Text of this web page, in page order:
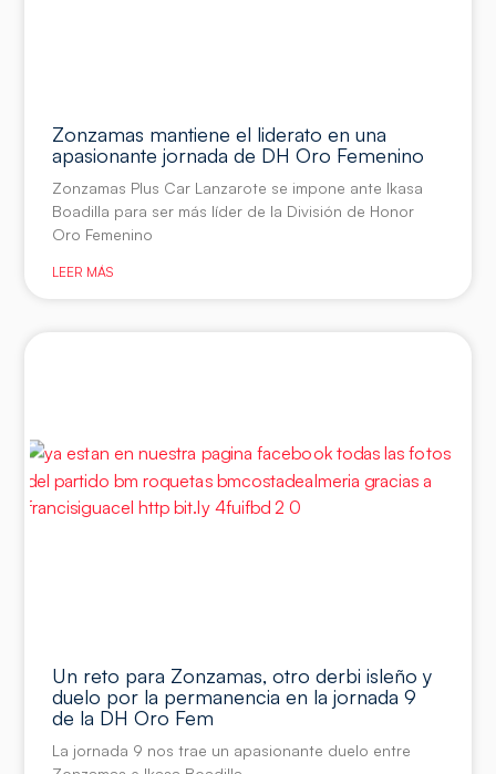
Zonzamas mantiene el liderato en una
apasionante jornada de DH Oro Femenino
Zonzamas Plus Car Lanzarote se impone ante Ikasa
Boadilla para ser más líder de la División de Honor
Oro Femenino
LEER MÁS
Un reto para Zonzamas, otro derbi isleño y
duelo por la permanencia en la jornada 9
de la DH Oro Fem
La jornada 9 nos trae un apasionante duelo entre